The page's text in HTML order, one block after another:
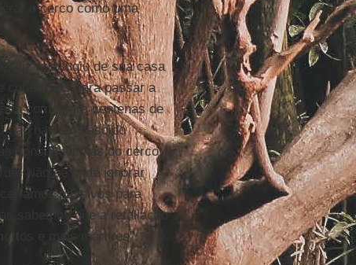
o cerco como uma
diz que fugiu de sua casa
cobertores para passar a
como para centenas de
não haviam nascido
consequências do cerco:
Não se pode ignorar
passivos para
sabemos que a retaliação
e mais mártires”.